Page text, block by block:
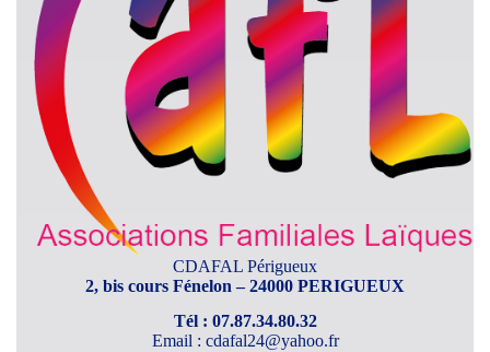
CDAFAL Périgueux
2, bis cours Fénelon – 24000 PERIGUEUX
Tél : 07.87.34.80.32
Email : cdafal24@yahoo.fr